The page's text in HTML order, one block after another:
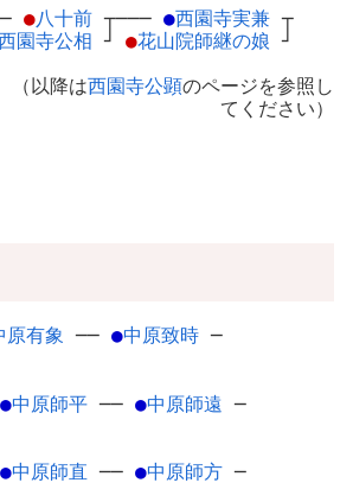
●八十前 ┬
園寺公相 ┘
─── ●西園寺実兼 ┬
●花山院師継の娘 ┘
（以降は西園寺公顕のページを参照し
てください）
原有象 ── ●中原致時 ─
●中原師平 ── ●中原師遠 ─
●中原師直 ── ●中原師方 ─